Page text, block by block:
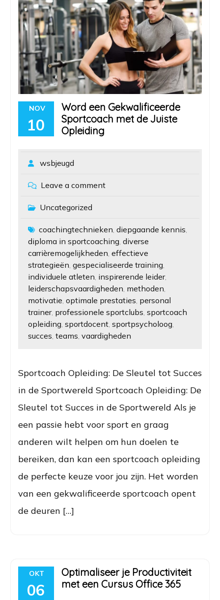
NOV
10
Word een Gekwalificeerde
Sportcoach met de Juiste
Opleiding
wsbjeugd
Leave a comment
Uncategorized
coachingtechnieken, diepgaande kennis,
diploma in sportcoaching, diverse
carrièremogelijkheden, effectieve
strategieën, gespecialiseerde training,
individuele atleten, inspirerende leider,
leiderschapsvaardigheden, methoden,
motivatie, optimale prestaties, personal
trainer, professionele sportclubs, sportcoach
opleiding, sportdocent, sportpsycholoog,
succes, teams, vaardigheden
Sportcoach Opleiding: De Sleutel tot Succes
in de Sportwereld Sportcoach Opleiding: De
Sleutel tot Succes in de Sportwereld Als je
een passie hebt voor sport en graag
anderen wilt helpen om hun doelen te
bereiken, dan kan een sportcoach opleiding
de perfecte keuze voor jou zijn. Het worden
van een gekwalificeerde sportcoach opent
de deuren […]
OKT
06
Optimaliseer je Productiviteit
met een Cursus Office 365